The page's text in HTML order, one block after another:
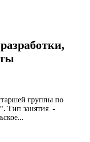
группы по
Тип занятия -